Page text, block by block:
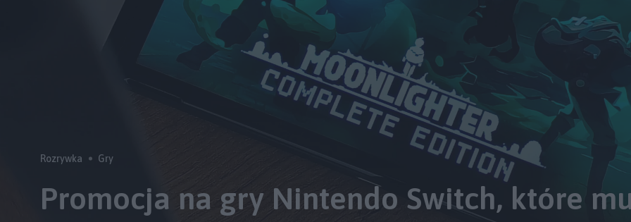
Rozrywka Gry
Promocja na gry Nintendo Switch, które